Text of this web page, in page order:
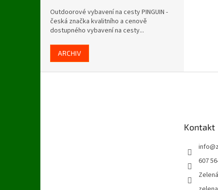
Outdoorové vybavení na cesty PINGUIN -
česká značka kvalitního a cenově
dostupného vybavení na cesty...
ARCHIV
Kontakt
info@
607